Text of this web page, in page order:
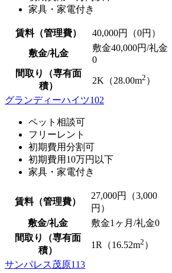
家具・家電付き
賃料（管理費） 40,000円（0円）
敷金/礼金
敷金40,000円/礼金
0
間取り（専有面
積）
2K（28.00m2 ）
グランディーハイツ102
ペット相談可
フリーレント
初期費用分割可
初期費用10万円以下
家具・家電付き
賃料（管理費）
27,000円（3,000
円）
敷金/礼金 敷金1ヶ月/礼金0
間取り（専有面
積）
1R（16.52m2 ）
サンパレス茂原113